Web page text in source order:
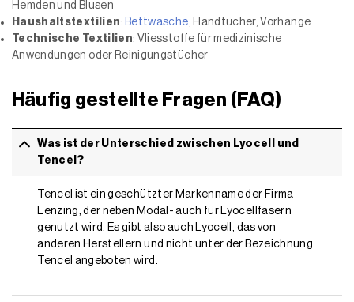
Hemden und Blusen
Haushaltstextilien: Bettwäsche, Handtücher, Vorhänge
Technische Textilien: Vliesstoffe für medizinische
Anwendungen oder Reinigungstücher
Häufig gestellte Fragen (FAQ)
Was ist der Unterschied zwischen Lyocell und
Tencel?
Tencel ist ein geschützter Markenname der Firma
Lenzing, der neben Modal- auch für Lyocellfasern
genutzt wird. Es gibt also auch Lyocell, das von
anderen Herstellern und nicht unter der Bezeichnung
Tencel angeboten wird.